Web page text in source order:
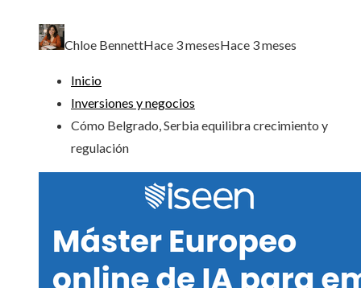
Chloe BennettHace 3 mesesHace 3 meses
Inicio
Inversiones y negocios
Cómo Belgrado, Serbia equilibra crecimiento y
regulación